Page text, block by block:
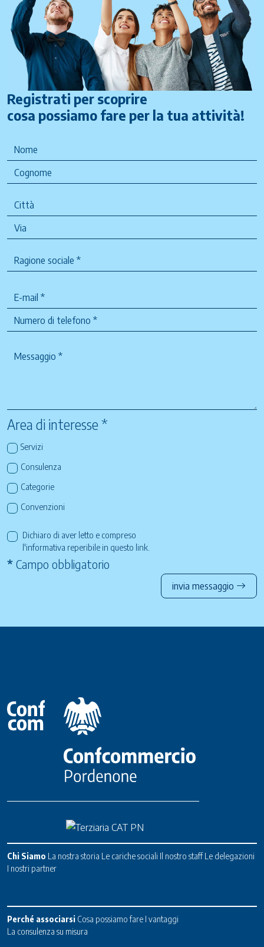
Registrati per scoprire
cosa possiamo fare per la tua attività!
Area di interesse *
Servizi
Consulenza
Categorie
Convenzioni
Dichiaro di aver letto e compreso
l'informativa reperibile in questo link
* Campo obbligatorio
invia messaggio
Chi Siamo La nostra storia Le cariche sociali Il nostro staff Le delegazioni
I nostri partner
Perché associarsi Cosa possiamo fare I vantaggi
La consulenza su misura